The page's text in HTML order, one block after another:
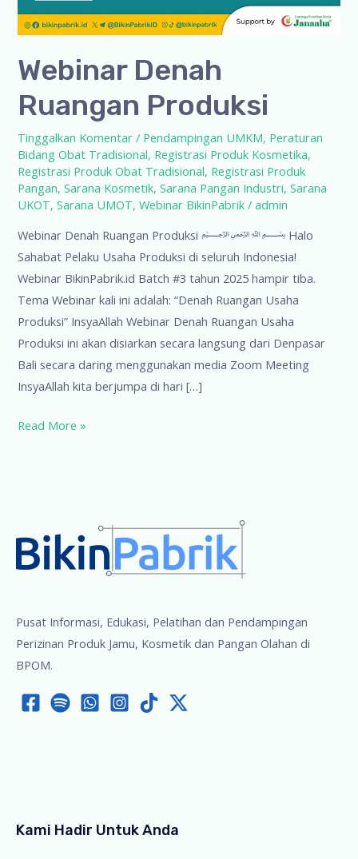
Webinar Denah
Ruangan Produksi
Tinggalkan Komentar / Pendampingan UMKM, Peraturan
Bidang Obat Tradisional, Registrasi Produk Kosmetika,
Registrasi Produk Obat Tradisional, Registrasi Produk
Pangan,Sarana Kosmetik,Sarana Pangan Industri,Sarana
UKOT,Sarana UMOT,Webinar BikinPabrik /admin
Webinar Denah Ruangan Produksi ﷽ Halo
Sahabat Pelaku Usaha Produksi di seluruh Indonesia!
Webinar BikinPabrik.id Batch #3 tahun 2025 hampir tiba.
Tema Webinar kali ini adalah: “Denah Ruangan Usaha
Produksi” InsyaAllah Webinar Denah Ruangan Usaha
Produksi ini akan disiarkan secara langsung dari Denpasar
Bali secara daring menggunakan media Zoom Meeting
InsyaAllah kita berjumpa di hari […]
Webinar
Read More »
Pusat Informasi, Edukasi, Pelatihan dan Pendampingan
Perizinan Produk Jamu, Kosmetik dan Pangan Olahan di
BPOM.
Kami Hadir Untuk Anda